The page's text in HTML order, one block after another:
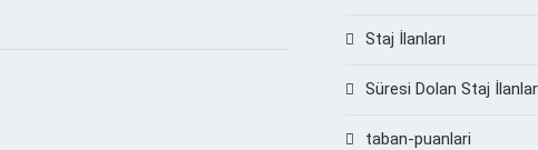
Staj İlanları
Süresi Dolan Staj
taban-puanlari